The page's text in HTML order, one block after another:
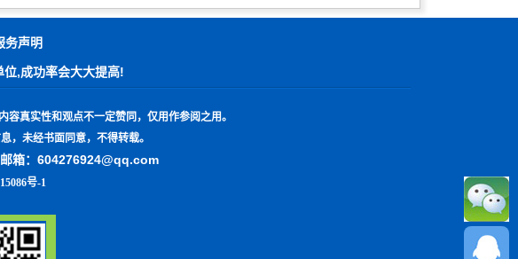
务声明
,成功率会大大提高!
真实性和观点不一定赞同，仅用作参阅之用。
未经书面同意，不得转载。
箱：604276924@qq.com
号-1